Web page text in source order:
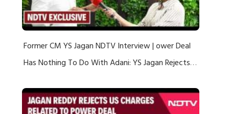
Former CM YS Jagan NDTV Interview | ower Deal
Has Nothing To Do With Adani: YS Jagan Rejects